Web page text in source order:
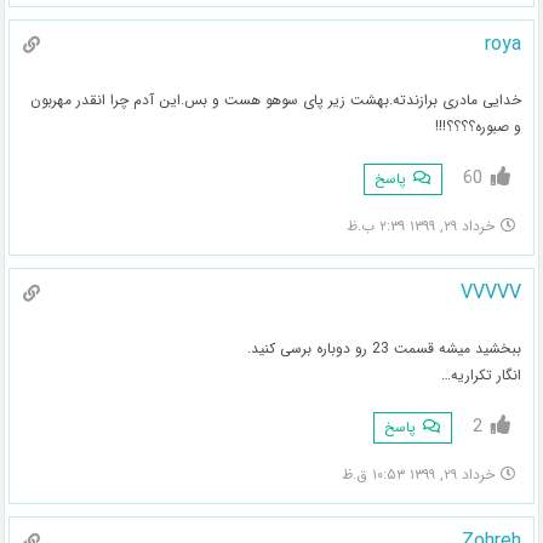
roya
خدایی مادری برازندته.بهشت زیر پای سوهو هست و بس.این آدم چرا انقدر مهربون
و صبوره؟؟؟؟!!!
60 پاسخ
خرداد ۲۹, ۱۳۹۹ ۲:۳۹ ب.ظ
VVVVV
ببخشید میشه قسمت 23 رو دوباره برسی کنید.
انگار تکراریه…
2 پاسخ
خرداد ۲۹, ۱۳۹۹ ۱۰:۵۳ ق.ظ